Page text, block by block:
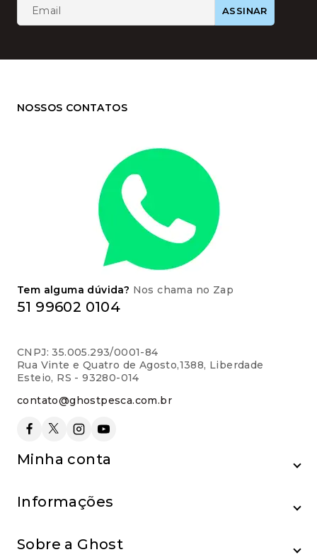
NOSSOS CONTATOS
Tem alguma dúvida? Nos chama no Zap
51 99602 0104
CNPJ: 35.005.293/0001-84
Rua Vinte e Quatro de Agosto,1388, Liberdade
Esteio, RS - 93280-014
contato@ghostpesca.com.br
Minha conta
Informações
Sobre a Ghost